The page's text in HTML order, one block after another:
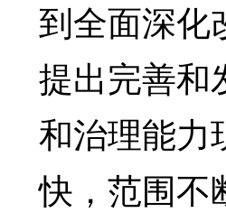
到全面深化
提出完善和
和治理能力
快，范围不